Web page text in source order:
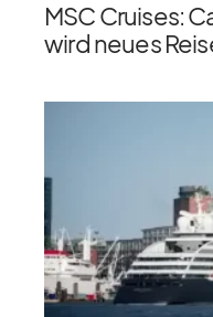
MSC Cruises:
wird neues